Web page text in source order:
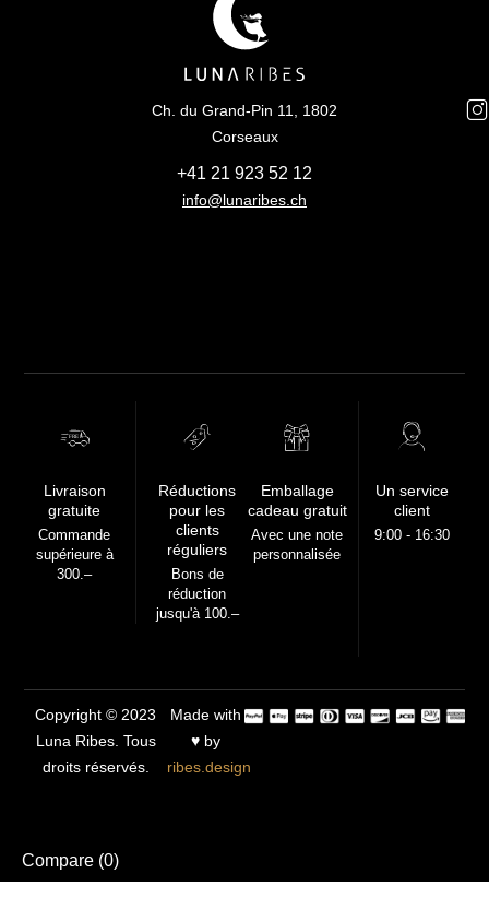
Ch. du Grand-Pin 11, 1802
Corseaux
+41 21 923 52 12
info@lunaribes.ch
FREE
Livraison
gratuite
Commande
supérieure à
300.–
Réductions
pour les
clients
réguliers
Bons de
réduction
jusqu'à 100.–
Emballage
cadeau gratuit
Avec une note
personnalisée
Un service
client
9:00 - 16:30
Copyright © 2023
Luna Ribes. Tous
droits réservés.
Made with
♥ by
ribes.design
Compare (0)